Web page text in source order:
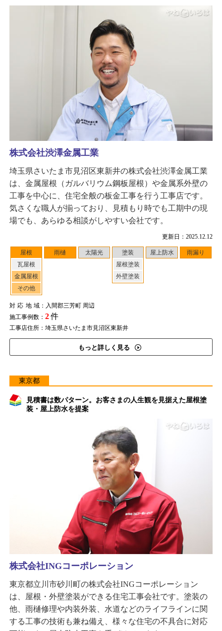
更新日：2025.12.12
屋根
瓦屋根
金属屋根
その他
雨樋 太陽光
塗装
屋根塗装
外壁塗装
屋上防水 雨漏り
対応地域：入間郡三芳町 周辺
施工事例数： 2件
工事店住所：埼玉県さいたま市見沼区東新井
もっと詳しく見る
株式会社渋澤金属工業
埼玉県さいたま市見沼区東新井の株式会社渋澤金属工業
は、金属屋根（ガルバリウム鋼板屋根）や金属系外壁の
工事を中心に、住宅全般の板金工事を行う工事店です。
気さくな職人が揃っており、見積もり時でも工期中の現
場でも、あらゆる相談がしやすい会社です。
東京都
見積書は数パターン。お客さまの人生観を見据えた屋根塗
装・屋上防水を提案
株式会社INGコーポレーション
東京都立川市砂川町の株式会社INGコーポレーション
は、屋根・外壁塗装ができる住宅工事会社です。塗装の
他、雨樋修理や内装外装、水道などのライフラインに関
する工事の技術も兼ね備え、様々な住宅の不具合に対応